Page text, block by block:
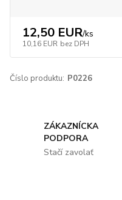
12,50 EUR/ks
10,16 EUR bez DPH
Číslo produktu: P0226
ZÁKAZNÍCKA
PODPORA
Stačí zavolať